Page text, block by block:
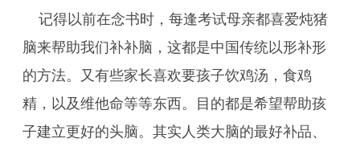
记得以前在念书时，每逢考试母亲都喜爱炖猪
脑来帮助我们补补脑，这都是中国传统以形补形
的方法。又有些家长喜欢要孩子饮鸡汤，食鸡
精，以及维他命等等东西。目的都是希望帮助孩
子建立更好的头脑。其实人类大脑的最好补品、